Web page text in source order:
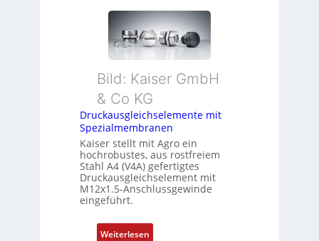
Bild: Kaiser GmbH
& Co KG
Druckausgleichselemente mit
Spezialmembranen
Kaiser stellt mit Agro ein
hochrobustes, aus rostfreiem
Stahl A4 (V4A) gefertigtes
Druckausgleichselement mit
M12x1.5-Anschlussgewinde
eingeführt.
Weiterlesen: